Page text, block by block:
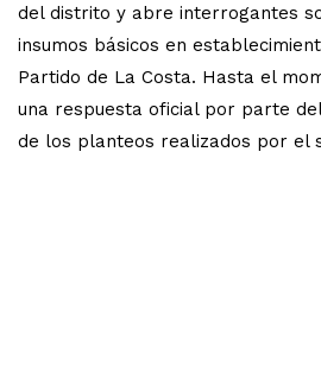
del distrito y abre interrogantes
insumos básicos en
Partido de La Costa. Hasta el
una respuesta oficial por parte
de los planteos realizados por el